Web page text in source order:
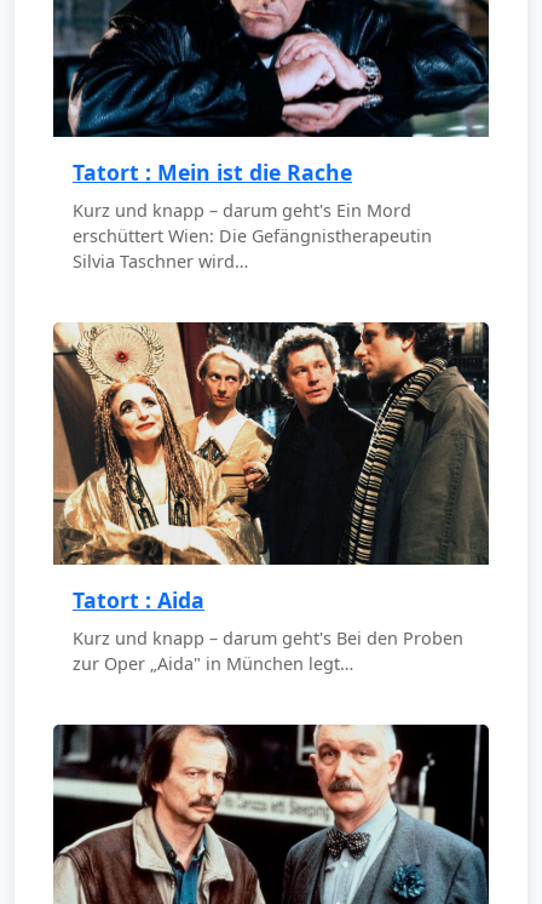
Tatort : Mein ist die Rache
Kurz und knapp – darum geht's Ein Mord
erschüttert Wien: Die Gefängnistherapeutin
Silvia Taschner wird…
Tatort : Aida
Kurz und knapp – darum geht's Bei den Proben
zur Oper „Aida" in München legt…